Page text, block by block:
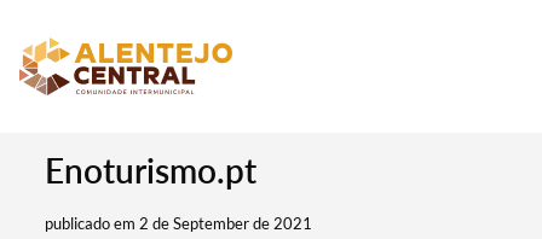
Enoturismo.pt
publicado em 2 de September de 2021